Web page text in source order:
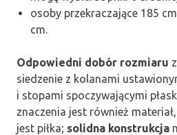
osoby przekraczające 185
cm.
Odpowiedni dobór rozmiaru
siedzenie z kolanami
i stopami spoczywającymi
znaczenia jest również
jest piłka; solidna konstrukcja